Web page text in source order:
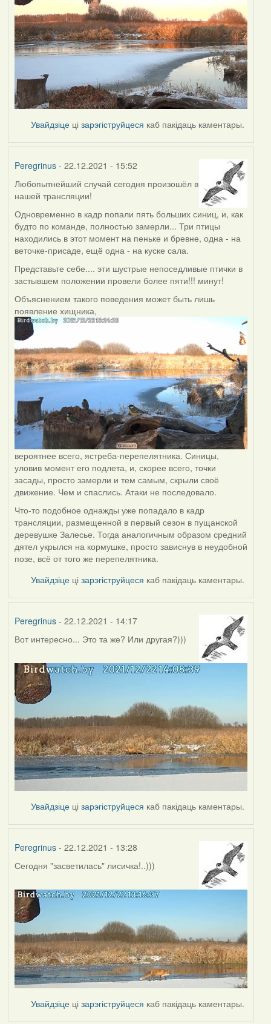
Увайдзіце цізарэгіструйцеся каб пакідаць каментары.
Peregrinus- 22.12.2021 - 15:52
Любопытнейший случай сегодня произошёл в
нашей трансляции!
Одновременно в кадр попали пять больших синиц, и, как
будто по команде, полностью замерли... Три птицы
находились в этот момент на пеньке и бревне, одна - на
веточке-присаде, ещё одна - на куске сала.
Представьте себе.... эти шустрые непоседливые птички в
застывшем положении провели более пяти!!! минут!
Объяснением такого поведения может быть лишь
появление хищника,
вероятнее всего, ястреба-перепелятника. Синицы,
уловив момент его подлета, и, скорее всего, точки
засады, просто замерли и тем самым, скрыли своё
движение. Чем и спаслись. Атаки не последовало.
Что-то подобное однажды уже попадало в кадр
трансляции, размещенной в первый сезон в пущанской
деревушке Залесье. Тогда аналогичным образом средний
дятел укрылся на кормушке, просто зависнув в неудобной
позе, всё от того же перепелятника.
Увайдзіце цізарэгіструйцеся каб пакідаць каментары.
Peregrinus- 22.12.2021 - 14:17
Вот интересно... Это та же? Или другая?)))
Увайдзіце цізарэгіструйцеся каб пакідаць каментары.
Peregrinus- 22.12.2021 - 13:28
Сегодня "засветилась" лисичка!..)))
Увайдзіце цізарэгіструйцеся каб пакідаць каментары.